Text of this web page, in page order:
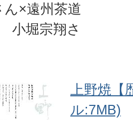
×遠州茶道
小堀宗翔さ
上野焼
ル:7MB)